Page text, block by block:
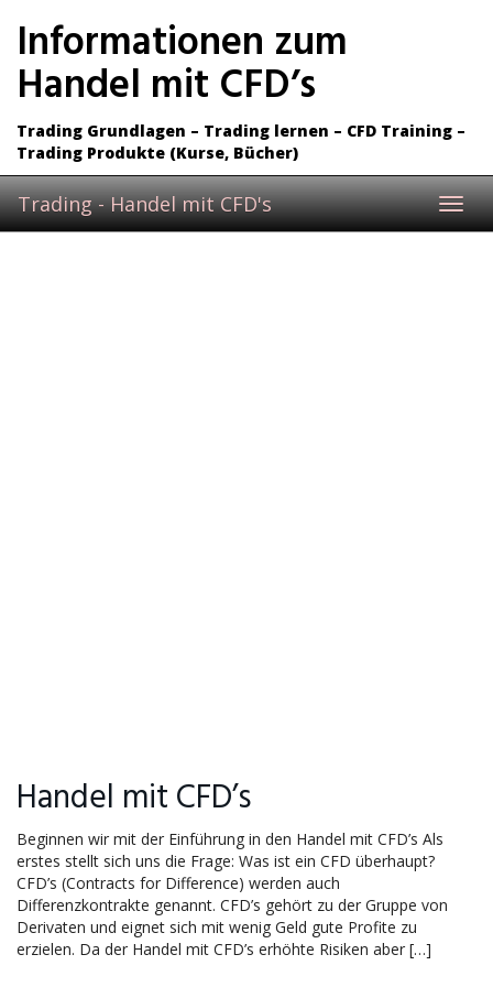
main
content
Informationen zum
Handel mit CFD’s
Trading Grundlagen – Trading lernen – CFD Training –
Trading Produkte (Kurse, Bücher)
Trading - Handel mit CFD's
Handel mit CFD’s
Beginnen wir mit der Einführung in den Handel mit CFD’s Als
erstes stellt sich uns die Frage: Was ist ein CFD überhaupt?
CFD’s (Contracts for Difference) werden auch
Differenzkontrakte genannt. CFD’s gehört zu der Gruppe von
Derivaten und eignet sich mit wenig Geld gute Profite zu
erzielen. Da der Handel mit CFD’s erhöhte Risiken aber […]